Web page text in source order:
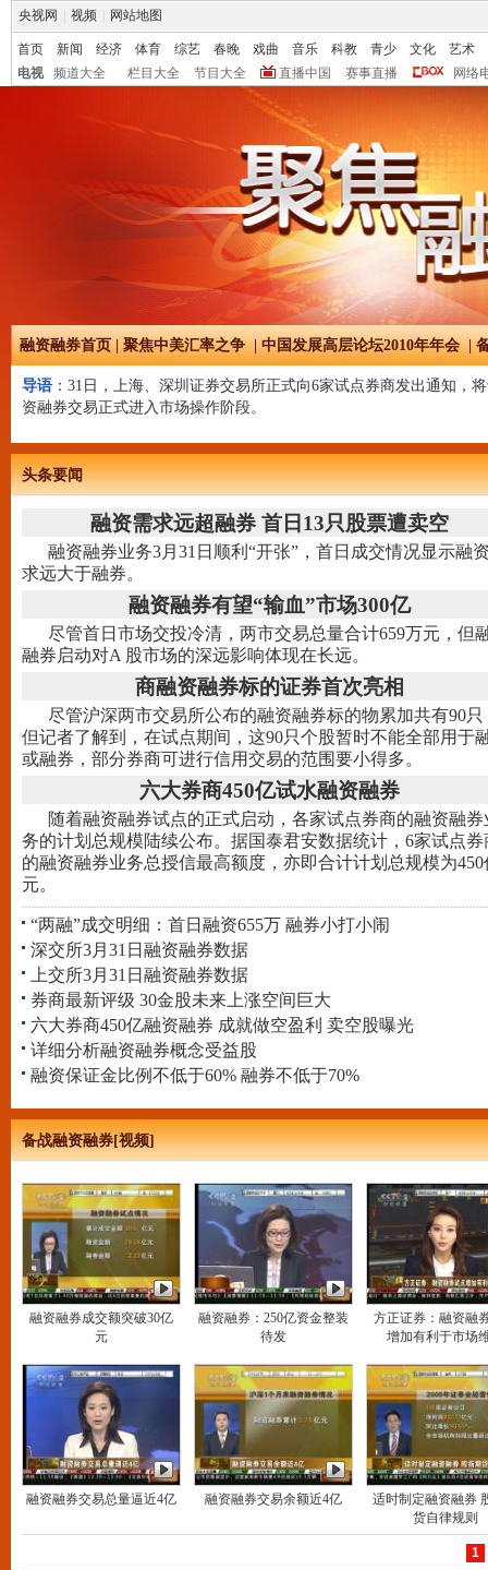
央视网 视频 网站地图
首页 新闻 经济 体育 综艺 春晚 戏曲 音乐 科教 青少 文化
艺术
电视
频道大全 栏目大全 节目大全 直播中国 赛事直播 网络
融资融券首页|聚焦中美汇率之争|中国发展高层论坛2010年年会|
导语 ：31日，上海、深圳证券交易所正式向6家试点券商发出通知，
资融券交易正式进入市场操作阶段。
头条要闻
融资需求远超融券 首日13只股票遭卖空
融资融券业务3月31日顺利“开张”，首日成交情况显示融
求远大于融券。
融资融券有望“输血”市场300亿
尽管首日市场交投冷清，两市交易总量合计659万元，但
融券启动对A 股市场的深远影响体现在长远。
商融资融券标的证券首次亮相
尽管沪深两市交易所公布的融资融券标的物累加共有90只
但记者了解到，在试点期间，这90只个股暂时不能全部用于
或融券，部分券商可进行信用交易的范围要小得多。
六大券商450亿试水融资融券
随着融资融券试点的正式启动，各家试点券商的融资融券
务的计划总规模陆续公布。据国泰君安数据统计，6家试点券
的融资融券业务总授信最高额度，亦即合计计划总规模为450
元。
“两融”成交明细：首日融资655万 融券小打小闹
深交所3月31日融资融券数据
上交所3月31日融资融券数据
券商最新评级 30金股未来上涨空间巨大
六大券商450亿融资融券 成就做空盈利 卖空股曝光
详细分析融资融券概念受益股
融资保证金比例不低于60% 融券不低于70%
备战融资融券[视频]
融资融券成交额突破30亿
元
融资融券：250亿资金整装
待发
方正证券：融资融
增加有利于市场
融资融券交易总量逼近4亿 融资融券交易余额近4亿
适时制定融资融券
货自律规则
1